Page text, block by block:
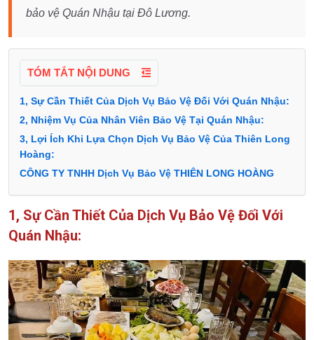
bảo vệ Quán Nhậu tại Đô Lương.
TÓM TẮT NỘI DUNG
1, Sự Cần Thiết Của Dịch Vụ Bảo Vệ Đối Với Quán Nhậu:
2, Nhiệm Vụ Của Nhân Viên Bảo Vệ Tại Quán Nhậu:
3, Lợi Ích Khi Lựa Chọn Dịch Vụ Bảo Vệ Của Thiên Long
Hoàng:
CÔNG TY TNHH Dịch Vụ Bảo Vệ THIÊN LONG HOÀNG
1, Sự Cần Thiết Của Dịch Vụ Bảo Vệ Đối Với
Quán Nhậu: